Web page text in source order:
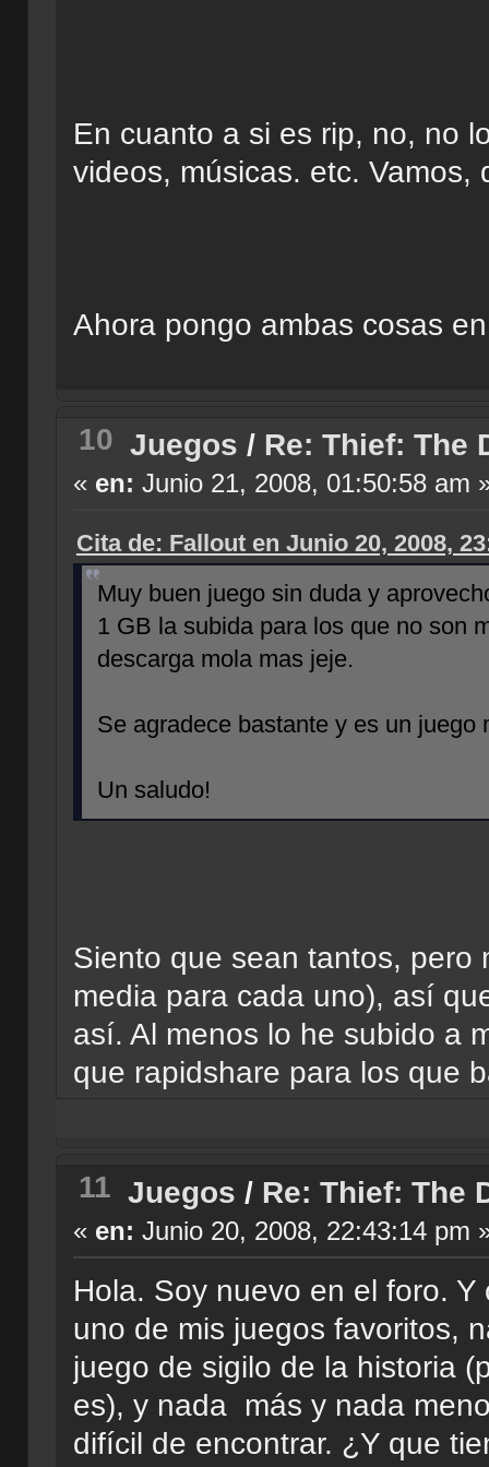
En cuanto a si es rip, no, no
videos, músicas. etc.
Ahora pongo ambas cosas
10 Juegos / Re: Thief: The
« en: Junio 21, 2008, 01:50:58 am
Cita de: Fallout en Junio 20, 2008,
Muy buen juego sin duda y
1 GB la subida para los que no son
descarga mola mas jeje.
Se agradece bastante y es un juego
Un saludo!
Siento que sean tantos, pero
media para cada uno), así
así. Al menos lo he subido a
que rapidshare para los que
11 Juegos / Re: Thief: The
« en: Junio 20, 2008, 22:43:14 pm
Hola. Soy nuevo en el foro.
uno de mis juegos favoritos,
juego de sigilo de la historia
es), y nada más y nada
difícil de encontrar. ¿Y que